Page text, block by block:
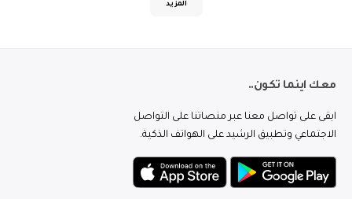
المزيد
معك اينما تكون..
ابقى على تواصل معنا عبر منصاتنا على التواصل
الاجتماعي وتطبيق الرشيد على الهواتف الذكية.